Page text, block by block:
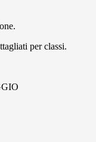
per classi.